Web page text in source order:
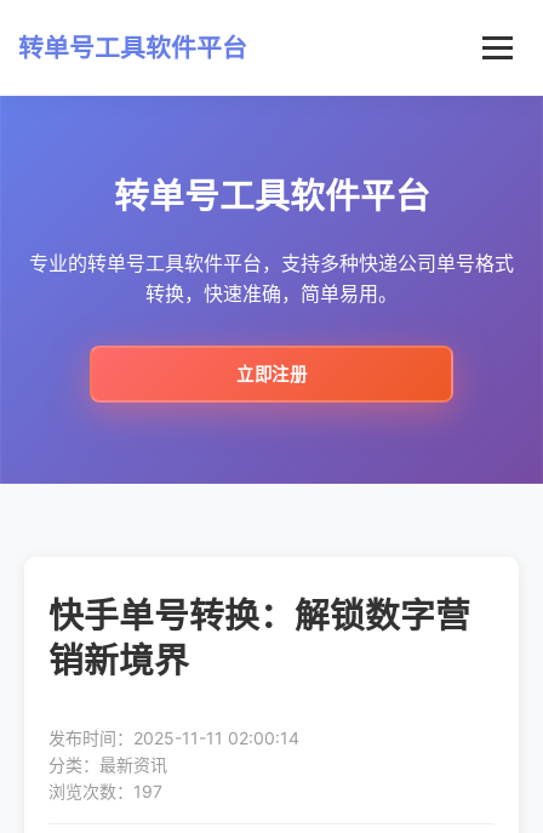
转单号工具软件平台
常见问题
最新资讯
转单号工具软件平台
专业的转单号工具软件平台，支持多种快递公司单号格式
转换，快速准确，简单易用。
立即注册
快手单号转换：解锁数字营
销新境界
发布时间：2025-11-11 02:00:14
分类：最新资讯
浏览次数：197